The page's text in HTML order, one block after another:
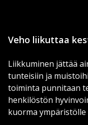
Veho liikuttaa
Liikkuminen jättää
tunteisiin ja
toiminta punnitaan
henkilöstön
kuorma